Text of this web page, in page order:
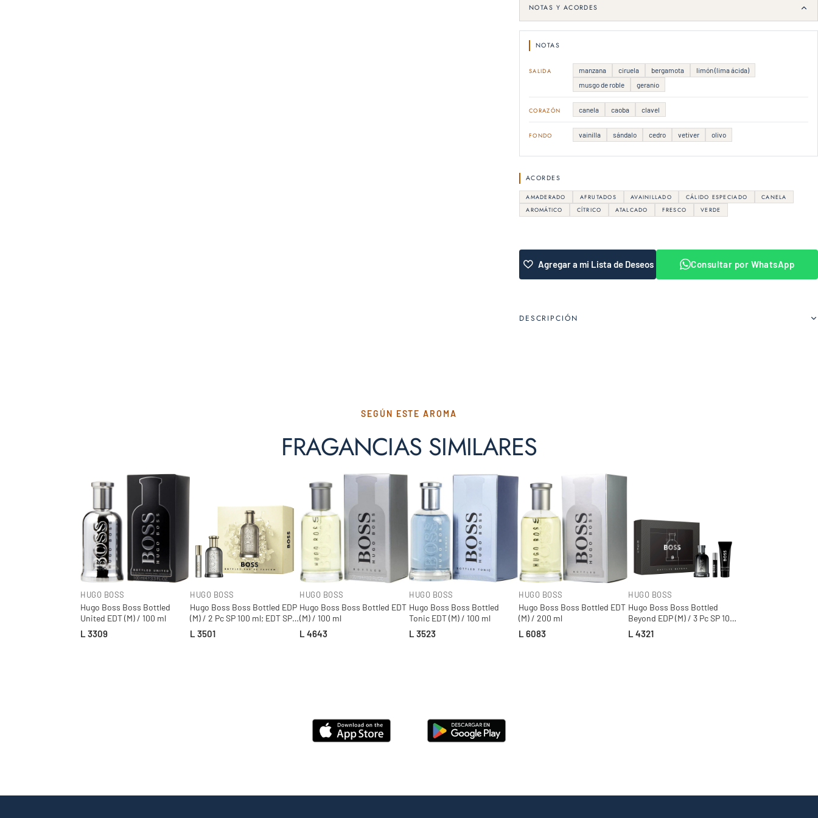
NOTAS Y ACORDES
NOTAS
SALIDA manzana ciruela bergamota
limón (lima ácida)
musgo de roble
geranio
CORAZÓN canela caoba clavel
FONDO vainilla sándalo cedro vetiver olivo
ACORDES
AMADERADO AFRUTADOS AVAINILLADO CÁLIDO ESPECIADO
CANELA
AROMÁTICO
CÍTRICO ATALCADO FRESCO VERDE
Agregar a mi Lista de Deseos Consultar por WhatsApp
DESCRIPCIÓN
SEGÚN ESTE AROMA
FRAGANCIAS SIMILARES
HUGO BOSS
Hugo Boss Boss Bottled
United EDT (M) / 100 ml
L 3309
HUGO BOSS
Hugo Boss Boss Bottled EDP
(M) / 2 Pc SP 100 ml; EDT SP
10 ml
L 3501
HUGO BOSS
Hugo Boss Boss Bottled EDT
(M) / 100 ml
L 4643
HUGO BOSS
Hugo Boss Boss Bottled
Tonic EDT (M) / 100 ml
L 3523
HUGO BOSS
Hugo Boss Boss Bottled EDT
(M) / 200 ml
L 6083
HUGO BOSS
Hugo Boss Boss Bottled
Beyond EDP (M) / 3 Pc SP 100
ml; SG 100 ml; SP 10 ml
L 4321